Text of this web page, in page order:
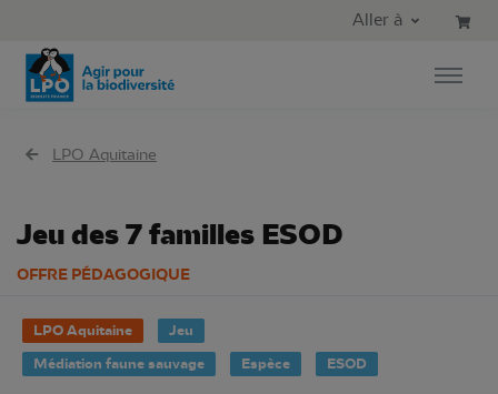
Aller au menu principal
Aller à
LPO Aquitaine
Jeu des 7 familles ESOD
OFFRE PÉDAGOGIQUE
LPO Aquitaine
Jeu
Médiation faune sauvage
Espèce ESOD